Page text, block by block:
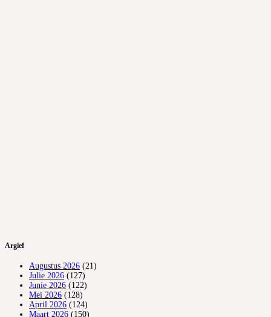
Argief
Augustus 2026 (21)
Julie 2026 (127)
Junie 2026 (122)
Mei 2026 (128)
April 2026 (124)
Maart 2026 (150)